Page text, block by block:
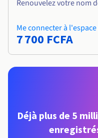
Renouvelez votre nom
Me connecter à
7 700 FCFA
Déjà plus de 5